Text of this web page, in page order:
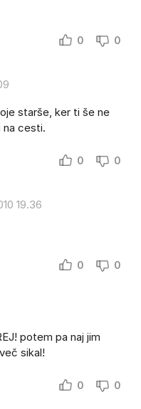
0 0
starše, ker ti še ne
na cesti.
0 0
19.36
0 0
potem pa naj jim
sikal!
0 0